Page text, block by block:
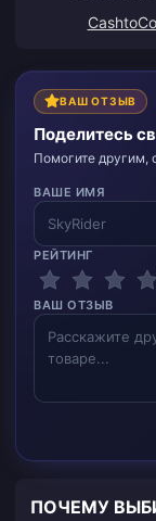
ВАШ ОТЗЫВ
Поделитесь
Помогите другим,
ВАШЕ ИМЯ
РЕЙТИНГ
ВАШ ОТЗЫВ
ПОЧЕМУ